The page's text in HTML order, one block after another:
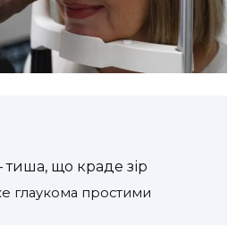
тиша, що краде зір
глаукома простими